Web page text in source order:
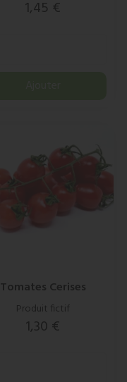
Prix
1,45 €
Tomates Cerises
Produit fictif
Prix
1,30 €